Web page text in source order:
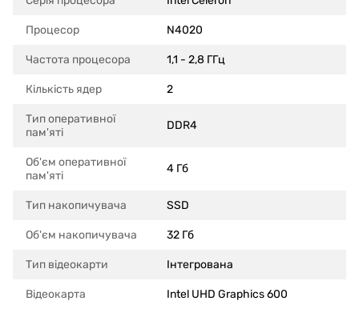
Процесор N4020
Частота процесора 1,1 - 2,8 ГГц
Кількість ядер 2
Тип оперативної
пам'яті
DDR4
Об'єм оперативної
пам'яті
4 Гб
Тип накопичувача SSD
Об'єм накопичувача 32 Гб
Тип відеокарти Інтегрована
Відеокарта Intel UHD Graphics 600